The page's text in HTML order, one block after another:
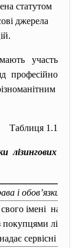
статутом
джерела
участь
професійно
Таблиця 1.1
лізингових
і обов’язки
свого імені на
покупцями
сервісні